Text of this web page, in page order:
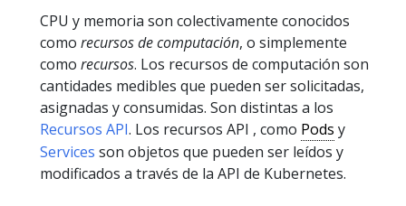
CPU y memoria son colectivamente conocidos
como recursos de computación, o simplemente
como recursos. Los recursos de computación son
cantidades medibles que pueden ser solicitadas,
asignadas y consumidas. Son distintas a los
Recursos API. Los recursos API , como Pods y
Services son objetos que pueden ser leídos y
modificados a través de la API de Kubernetes.